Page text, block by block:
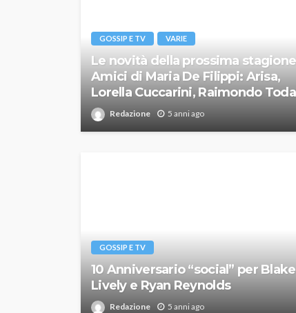
GOSSIP E TV VARIE
Le novità della prossima
Amici di Maria De Filippi: Arisa,
Lorella Cuccarini, Raimondo
Redazione 5 anni ago
GOSSIP E TV
10 Anniversario “social” per Blake
Lively e Ryan Reynolds
Redazione 5 anni ago